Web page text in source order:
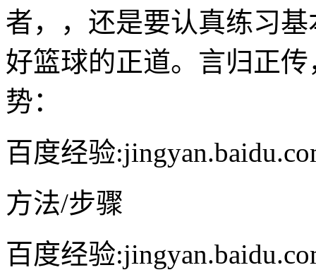
者，，还是要认真练习
好篮球的正道。言归正
势：
百度经验
方法/步骤
百度经验